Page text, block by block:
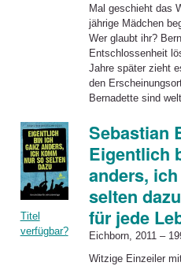
Mal geschieht das
jährige Mädchen
Wer glaubt ihr?
Entschlossenheit
Jahre später zieht
den
Bernadette sind
Titel
verfügbar?
Sebastian
Eigentlich
anders,
selten
für jede
Eichborn, 2011 –
Witzige Einzeiler